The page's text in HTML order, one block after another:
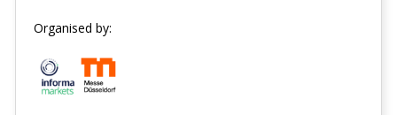
Organised by: